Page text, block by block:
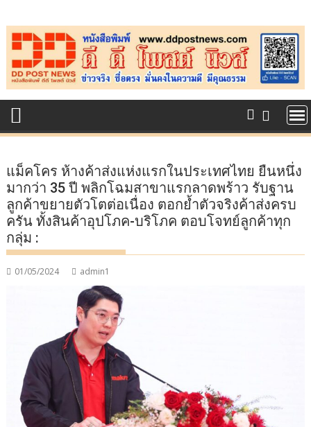
to
content
แม็คโคร ห้างค้าส่งแห่งแรกในประเทศไทย ยืนหนึ่ง
มากว่า 35 ปี พลิกโฉมสาขาแรกลาดพร้าว รับฐาน
ลูกค้าขยายตัวโตต่อเนื่อง ตอกย้ำตัวจริงค้าส่งครบ
ครัน ทั้งสินค้าอุปโภค-บริโภค ตอบโจทย์ลูกค้าทุก
กลุ่ม :
01/05/2024 admin1